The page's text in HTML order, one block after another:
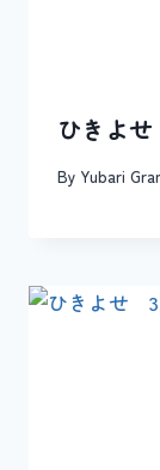
ひきよ
By Yubari